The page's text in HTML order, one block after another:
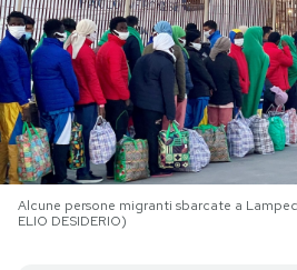
NEWSLETTER
I MIEI PREFERITI
SHOP
Alcune persone migranti sbarcate a
ELIO DESIDERIO)